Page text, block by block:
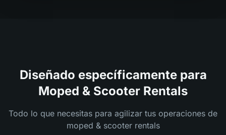
Diseñado específicamente para
Moped & Scooter Rentals
Todo lo que necesitas para agilizar tus operaciones de
moped & scooter rentals